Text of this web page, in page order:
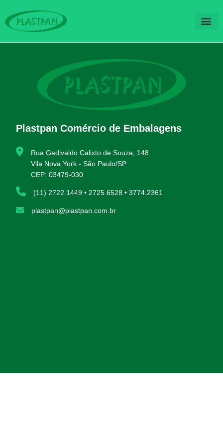
Plastpan Comércio de Embalagens
Rua Gedivaldo Calixto de Souza, 148
Vila Nova York - São Paulo/SP
CEP: 03479-030
(11) 2722.1449 • 2725.6528 • 3774.2361
plastpan@plastpan.com.br